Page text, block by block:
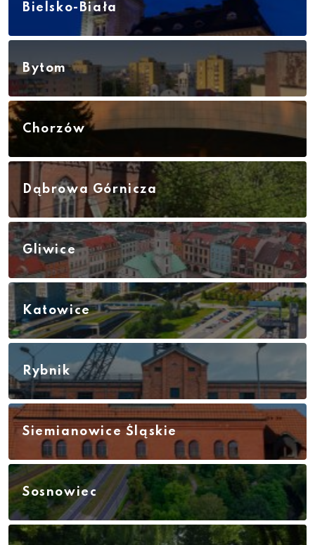
Bielsko-Biała
Bytom
Chorzów
Dąbrowa Górnicza
Gliwice
Katowice
Rybnik
Siemianowice Śląskie
Sosnowiec